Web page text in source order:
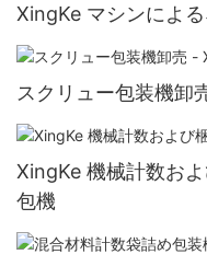
XingKe マシンによ
スクリュー包装機卸
XingKe 機械計数お
包機